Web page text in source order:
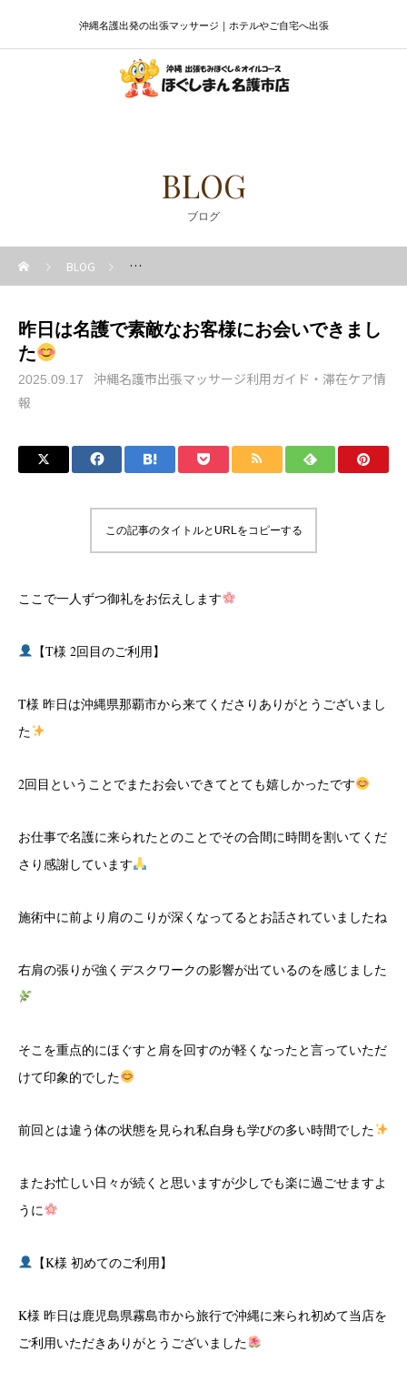
沖縄名護出発の出張マッサージ｜ホテルやご自宅へ出張
BLOG
ブログ
BLOG 沖縄名護市出張マッサージ利用ガイド・滞在ケア情報
昨日は名護で素敵なお客様にお会いできまし
た
2025.09.17
沖縄名護市出張マッサージ利用ガイド・滞在ケア情
報
この記事のタイトルとURLをコピーする
ここで一人ずつ御礼をお伝えします
【T様 2回目のご利用】
T様 昨日は沖縄県那覇市から来てくださりありがとうございまし
た
2回目ということでまたお会いできてとても嬉しかったです
お仕事で名護に来られたとのことでその合間に時間を割いてくだ
さり感謝しています
施術中に前より肩のこりが深くなってるとお話されていましたね
右肩の張りが強くデスクワークの影響が出ているのを感じました
そこを重点的にほぐすと肩を回すのが軽くなったと言っていただ
けて印象的でした
前回とは違う体の状態を見られ私自身も学びの多い時間でした
またお忙しい日々が続くと思いますが少しでも楽に過ごせますよ
うに
【K様 初めてのご利用】
K様 昨日は鹿児島県霧島市から旅行で沖縄に来られ初めて当店を
ご利用いただきありがとうございました